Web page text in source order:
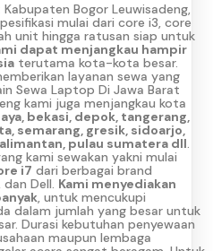
Bogor Leuwisadeng,
mulai dari core i3, core
unit hingga ratusan siap untuk
dapat menjangkau hampir
terutama kota-kota besar.
layanan sewa yang
Sewa Laptop Di Jawa Barat
kami juga menjangkau kota
bekasi, depok, tangerang,
semarang, gresik, sidoarjo,
pulau sumatera dll.
kami sewakan yakni mulai
i7 dari berbagai brand
Dell. Kami menyediakan
, untuk mencukupi
dalam jumlah yang besar untuk
Durasi kebutuhan penyewaan
maupun lembaga